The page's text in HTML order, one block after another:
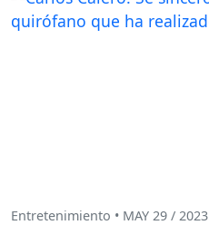
Entretenimiento • MAY 29 / 2023